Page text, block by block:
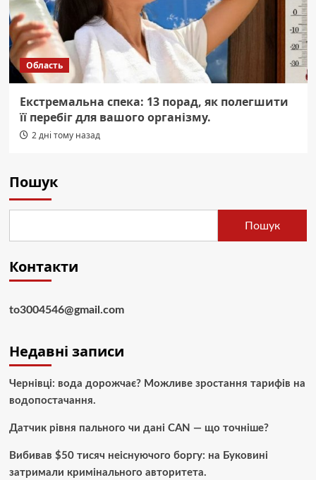
Область
Екстремальна спека: 13 порад, як полегшити
її перебіг для вашого організму.
2 дні тому назад
Пошук
Пошук
Контакти
to3004546@gmail.com
Недавні записи
Чернівці: вода дорожчає? Можливе зростання тарифів на
водопостачання.
Датчик рівня пального чи дані CAN — що точніше?
Вибивав $50 тисяч неіснуючого боргу: на Буковині
затримали кримінального авторитета.